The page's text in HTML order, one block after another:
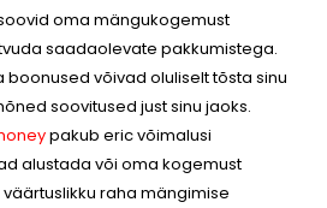
oma mängukogemust
saadaolevate pakkumistega.
võivad oluliselt tõsta sinu
soovitused just sinu jaoks.
pakub eric võimalusi
alustada või oma kogemust
raha mängimise